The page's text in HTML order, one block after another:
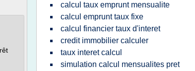
calcul taux emprunt mensualite
calcul emprunt taux fixe
calcul financier taux d'interet
credit immobilier calculer
taux interet calcul
simulation calcul mensualites pret